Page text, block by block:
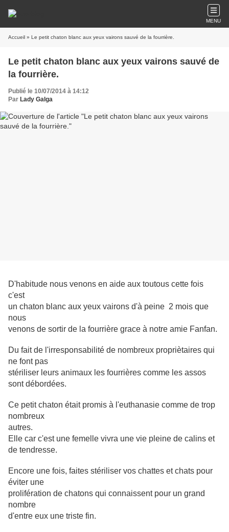
MENU
Accueil » Le petit chaton blanc aux yeux vairons sauvé de la fourrière.
Le petit chaton blanc aux yeux vairons sauvé de
la fourrière.
Publié le 10/07/2014 à 14:12
Par Lady Galga
D'habitude nous venons en aide aux toutous cette fois
c'est
un chaton blanc aux yeux vairons d'à peine 2 mois que
nous
venons de sortir de la fourrière grace à notre amie Fanfan.
Du fait de l'irresponsabilité de nombreux propriètaires qui
ne font pas
stériliser leurs animaux les fourrières comme les assos
sont débordées.
Ce petit chaton était promis à l'euthanasie comme de trop
nombreux
autres.
Elle car c'est une femelle vivra une vie pleine de calins et
de tendresse.
Encore une fois, faites stériliser vos chattes et chats pour
éviter une
prolifération de chatons qui connaissent pour un grand
nombre
d'entre eux une triste fin.